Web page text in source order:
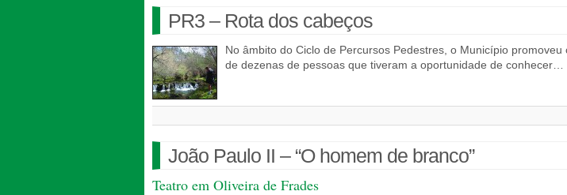
PR3 – Rota dos cabeços
No âmbito do Ciclo de Percursos Pedestres, o Município
de dezenas de pessoas que tiveram a oportunidade de conhecer…
João Paulo II – “O homem de branco”
Teatro em Oliveira de Frades